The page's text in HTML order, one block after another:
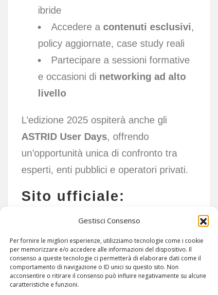
Gestisci Consenso
Per fornire le migliori esperienze, utilizziamo tecnologie come i cookie
per memorizzare e/o accedere alle informazioni del dispositivo. Il
consenso a queste tecnologie ci permetterà di elaborare dati come il
comportamento di navigazione o ID unici su questo sito. Non
acconsentire o ritirare il consenso può influire negativamente su alcune
caratteristiche e funzioni.
ibride
Accedere a contenuti esclusivi,
policy aggiornate, case study reali
Partecipare a sessioni formative
e occasioni di networking ad alto
livello
L’edizione 2025 ospiterà anche gli
ASTRID User Days, offrendo
un’opportunità unica di confronto tra
esperti, enti pubblici e operatori privati.
Sito ufficiale:
www.critical-communications-world.com